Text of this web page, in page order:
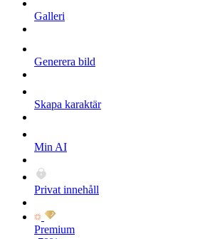
Galleri
Generera bild
Skapa karaktär
Min AI
Privat innehåll
Premium